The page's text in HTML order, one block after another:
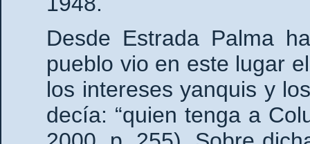
Desde Estrada Palma
pueblo vio en este lugar
los intereses yanquis y
decía: “quien tenga a